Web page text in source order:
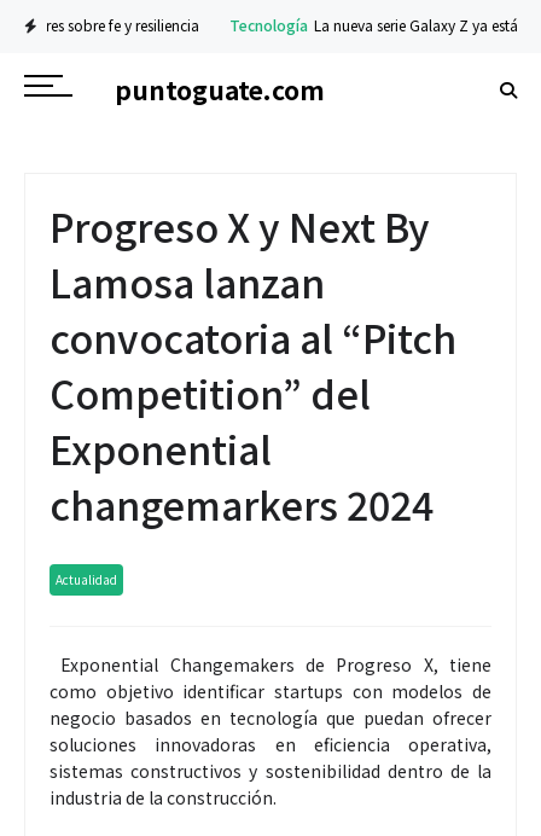
sobre fe y resiliencia Tecnología La nueva serie Galaxy Z ya está
puntoguate.com
Progreso X y Next By
Lamosa lanzan
convocatoria al “Pitch
Competition” del
Exponential
changemarkers 2024
Actualidad
Exponential Changemakers de Progreso X, tiene
como objetivo identificar startups con modelos de
negocio basados en tecnología que puedan ofrecer
soluciones innovadoras en eficiencia operativa,
sistemas constructivos y sostenibilidad dentro de la
industria de la construcción.